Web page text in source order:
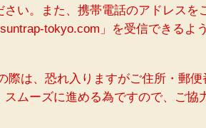
さい。また、携帯電話のアドレスを
tokyo.com」を受信できるよ
際は、恐れ入りますがご住所・郵
スムーズに進める為ですので、ご協